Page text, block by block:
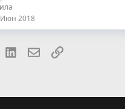
2018
LinkedInЭлектронная почта
Ссылка